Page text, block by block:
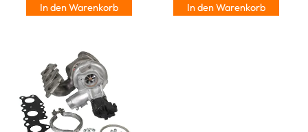
In den Warenkorb In den Warenkorb